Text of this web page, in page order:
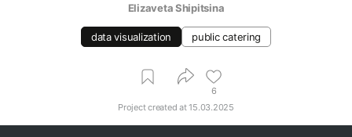
Elizaveta Shipitsina
data visualization public catering
6
Project created at15.03.2025